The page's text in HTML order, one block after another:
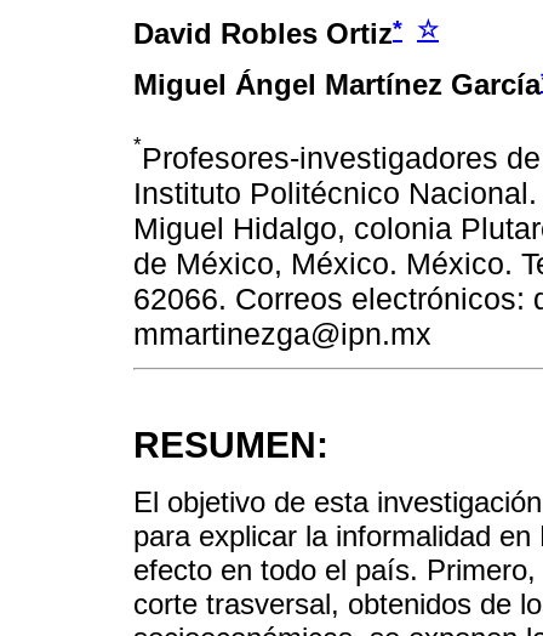
David Robles Ortiz* ☆
Miguel Ángel Martínez García
*Profesores-investigadores
Instituto Politécnico
Miguel Hidalgo, colonia
de México, México. México.
62066. Correos electrónicos:
mmartinezga@ipn.mx
RESUMEN:
El objetivo de esta
para explicar la informalidad
efecto en todo el país.
corte trasversal, obtenidos de